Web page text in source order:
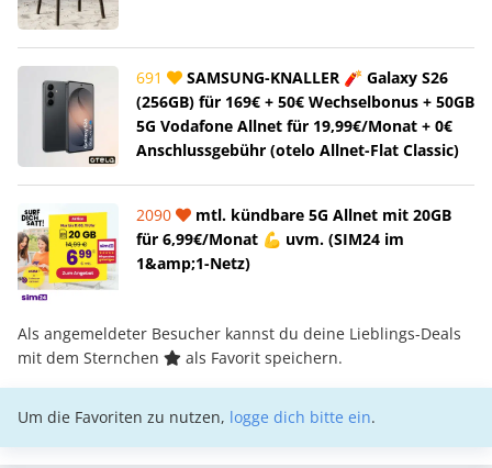
691
SAMSUNG-KNALLER 🧨 Galaxy S26
(256GB) für 169€ + 50€ Wechselbonus + 50GB
5G Vodafone Allnet für 19,99€/Monat + 0€
Anschlussgebühr (otelo Allnet-Flat Classic)
2090
mtl. kündbare 5G Allnet mit 20GB
für 6,99€/Monat 💪 uvm. (SIM24 im
1&amp;1-Netz)
Als angemeldeter Besucher kannst du deine Lieblings-Deals
mit dem Sternchen
als Favorit speichern.
Um die Favoriten zu nutzen, logge dich bitte ein.